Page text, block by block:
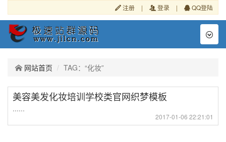
注册 | 登录 | QQ登陆
网站首页 TAG：“化妆”
美容美发化妆培训学校类官网织梦模板
......
2017-01-06 22:21:01